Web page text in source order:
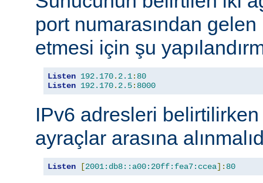
port numarasından gelen
etmesi için şu
Listen 192.170. 2.1: 80
Listen 192.170. 2.5: 8000
IPv6 adresleri
ayraçlar arasına
Listen [2001:db8::a00:20ff:fea7:ccea]: 80